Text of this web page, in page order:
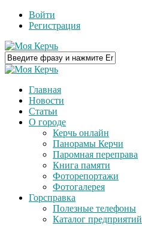
Войти
Регистрация
Главная
Новости
Статьи
О городе
Керчь онлайн
Панорамы Керчи
Паромная переправа
Книга памяти
Фоторепортажи
Фотогалерея
Горсправка
Полезные телефоны
Каталог предприятий